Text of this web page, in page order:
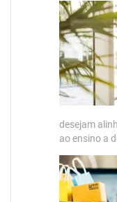
desejam
ao ensino a